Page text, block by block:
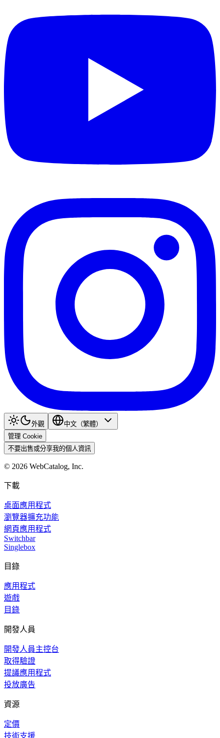
外觀
中文（繁體）
管理 Cookie
不要出售或分享我的個人資訊
© 2026 WebCatalog, Inc.
下載
桌面應用程式
瀏覽器擴充功能
網頁應用程式
Switchbar
Singlebox
目錄
應用程式
遊戲
目錄
開發人員
開發人員主控台
取得驗證
提議應用程式
投放廣告
資源
定價
技術支援